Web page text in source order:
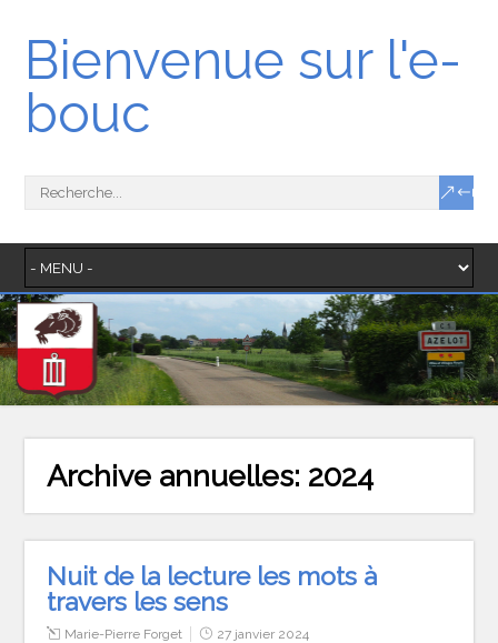
Bienvenue sur l'e-
bouc
Archive annuelles: 2024
Nuit de la lecture les mots à
travers les sens
Marie-Pierre Forget 27 janvier 2024